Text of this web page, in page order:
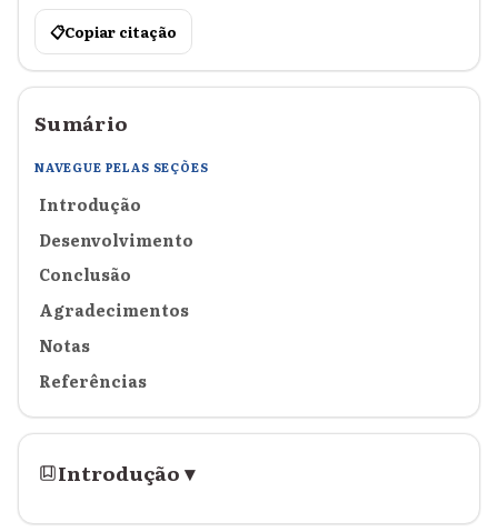
📋Copiar citação
Sumário
NAVEGUE PELAS SEÇÕES
Introdução
Desenvolvimento
Conclusão
Agradecimentos
Notas
Referências
Introdução▾